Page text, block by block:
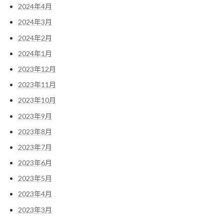
2024年4月
2024年3月
2024年2月
2024年1月
2023年12月
2023年11月
2023年10月
2023年9月
2023年8月
2023年7月
2023年6月
2023年5月
2023年4月
2023年3月